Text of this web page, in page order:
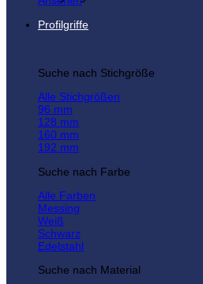
Profilgriffe
Suche nach Stichgröße
Alle Stichgrößen
96 mm
128 mm
160 mm
192 mm
Suche nach Farbe
Alle Farben
Messing
Weiß
Schwarz
Edelstahl
Suche nach Material